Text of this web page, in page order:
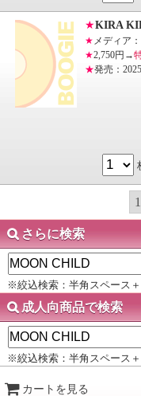
★KIRA
★ メディア
★2,750円→
★発売：
1
さらに検索
※絞込検索：半角スペース
成人向商品で検索
※絞込検索：半角スペース
カートを見る